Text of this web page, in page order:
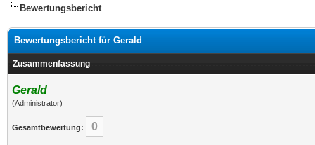
Bewertungsbericht
Bewertungsbericht für Gerald
Zusammenfassung
Gerald
(Administrator)
Gesamtbewertung: 0